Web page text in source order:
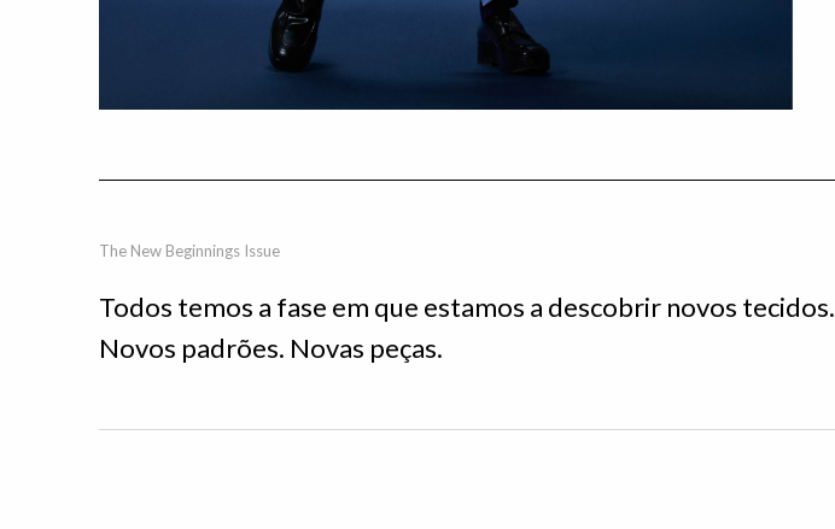
The New Beginnings Issue
Todos temos a fase em que estamos a descobrir novos tecidos.
Novos padrões. Novas peças.